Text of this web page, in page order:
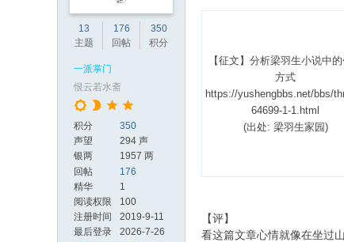
13
主题
176
回帖
350
积分
一派掌门
恨云若水斋
积分
350
声望
294 声
银两
1957 两
回帖
176
精华
1
阅读权限
100
注册时间
2019-9-11
最后登录
2026-7-26
【征文】分析梁羽生小说中
方式
https://yushengbbs.net/bbs/
64699-1-1.html
(出处: 梁羽生家园)
【评】
看这篇文章心情就像在坐过